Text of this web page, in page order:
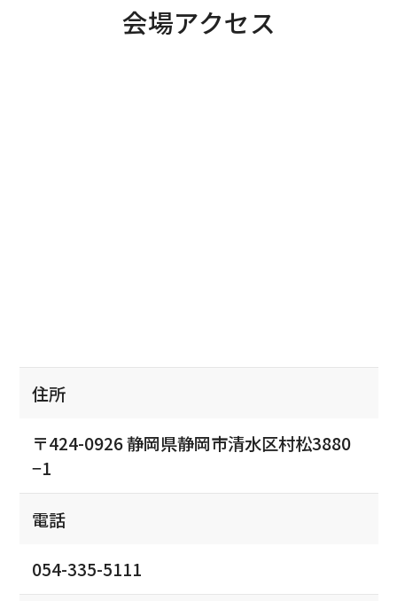
会場アクセス
住所
〒424-0926 静岡県静岡市清水区村松3880
−1
電話
054-335-5111